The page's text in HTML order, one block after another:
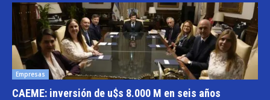
Empresas
CAEME: inversión de u$s 8.000 M en seis años